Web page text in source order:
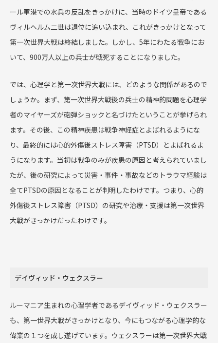
ール軍港での水兵の反乱をきっかけに、当時のドイツ皇帝である
ヴィルヘルム二世は退位に追い込まれ、これがきっかけとなって
第一次世界大戦は終結しました。しかし、 5年にわたる戦争にお
いて、 900万人以上の兵士が戦死することになりました。
では、心理学と第一次世界大戦には、どのような関係があるので
しょうか。まず、第一次世界大戦後の兵士の精神的問題を心理学
者のマイヤーズが砲弾ショックと名づけたということが挙げられ
ます。その後、この精神疾患は戦争神経症とよばれるようにな
り、最終的には心的外傷後ストレス障害（PTSD）とよばれるよ
うになります。当初は戦争のみが疾患の原因と考えられていまし
たが、後の研究によって災害・事件・事故などのトラウマ経験は
全てPTSDの原因となることが判明したわけです。つまり、心的
外傷後ストレス障害（PTSD）の研究や治療・支援は第一次世界
大戦がきっかけだったわけです。
デイヴィッド・ウェクスラー
ルーマニア生まれの心理学者であるデイヴィッド・ウェクスラー
も、第一世界大戦がきっかけとなり、今にもつながる心理学的な
偉業の１つを成し遂げています。ウェクスラーは第一次世界大戦